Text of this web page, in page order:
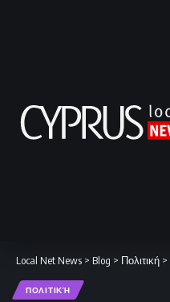
Local Net News > Blog > Πολιτική >
ΠΟΛΙΤΙΚΉ